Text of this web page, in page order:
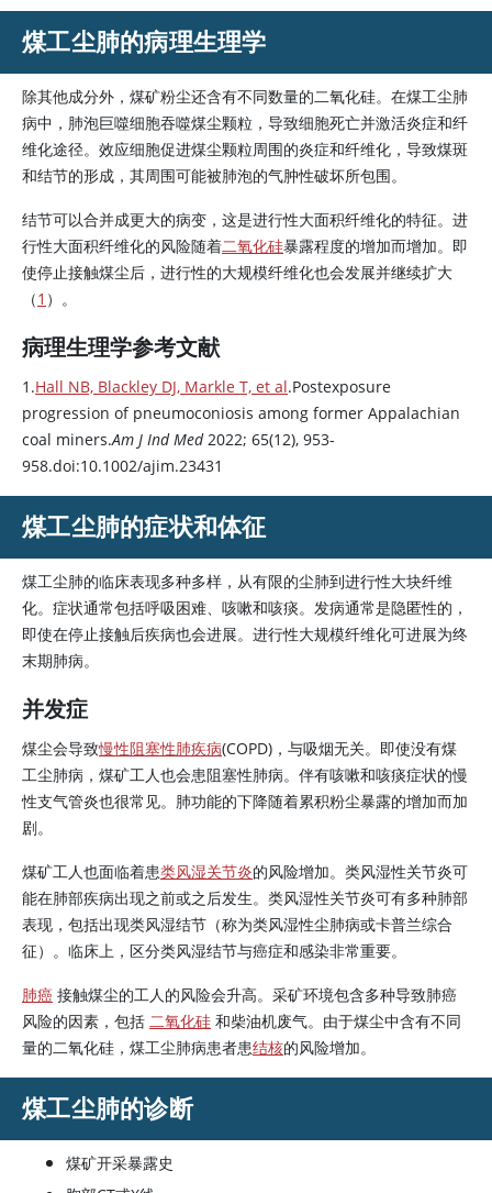
煤工尘肺的病理生理学
除其他成分外，煤矿粉尘还含有不同数量的二氧化硅。在煤工尘肺
病中，肺泡巨噬细胞吞噬煤尘颗粒，导致细胞死亡并激活炎症和纤
维化途径。效应细胞促进煤尘颗粒周围的炎症和纤维化，导致煤斑
和结节的形成，其周围可能被肺泡的气肿性破坏所包围。
结节可以合并成更大的病变，这是进行性大面积纤维化的特征。进
行性大面积纤维化的风险随着二氧化硅暴露程度的增加而增加。即
使停止接触煤尘后，进行性的大规模纤维化也会发展并继续扩大
（1 ）。
病理生理学参考文献
1.Hall NB, Blackley DJ, Markle T, et al.Postexposure
progression of pneumoconiosis among former Appalachian
coal miners.Am J Ind Med2022; 65(12), 953-
958.doi:10.1002/ajim.23431
煤工尘肺的症状和体征
煤工尘肺的临床表现多种多样，从有限的尘肺到进行性大块纤维
化。症状通常包括呼吸困难、咳嗽和咳痰。发病通常是隐匿性的，
即使在停止接触后疾病也会进展。进行性大规模纤维化可进展为终
末期肺病。
并发症
煤尘会导致慢性阻塞性肺疾病(COPD)，与吸烟无关。即使没有煤
工尘肺病，煤矿工人也会患阻塞性肺病。伴有咳嗽和咳痰症状的慢
性支气管炎也很常见。肺功能的下降随着累积粉尘暴露的增加而加
剧。
煤矿工人也面临着患类风湿关节炎的风险增加。类风湿性关节炎可
能在肺部疾病出现之前或之后发生。类风湿性关节炎可有多种肺部
表现，包括出现类风湿结节（称为类风湿性尘肺病或卡普兰综合
征）。临床上，区分类风湿结节与癌症和感染非常重要。
肺癌 接触煤尘的工人的风险会升高。采矿环境包含多种导致肺癌
风险的因素，包括 二氧化硅 和柴油机废气。由于煤尘中含有不同
量的二氧化硅，煤工尘肺病患者患结核的风险增加。
煤工尘肺的诊断
煤矿开采暴露史